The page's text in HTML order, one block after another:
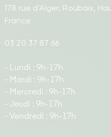
178 rue d'Alger, Roubaix,
France
03 20 37 87 66
- Lundi : 9h-17h
- Mardi : 9h-17h
- Mercredi : 9h-17h
- Jeudi : 9h-17h
- Vendredi : 9h-17h